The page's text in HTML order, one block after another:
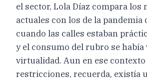
el sector, Lola Díaz compara los
actuales con los de la pandemia
cuando las calles estaban
y el consumo del rubro se había
virtualidad. Aun en ese contexto
restricciones, recuerda, existía